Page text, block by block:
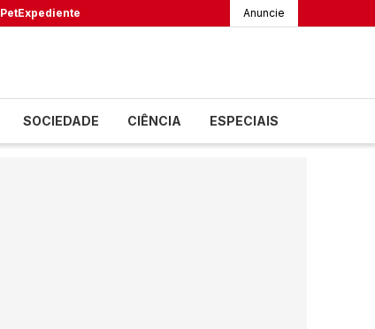
PetExpediente Anuncie
SOCIEDADE CIÊNCIA ESPECIAIS